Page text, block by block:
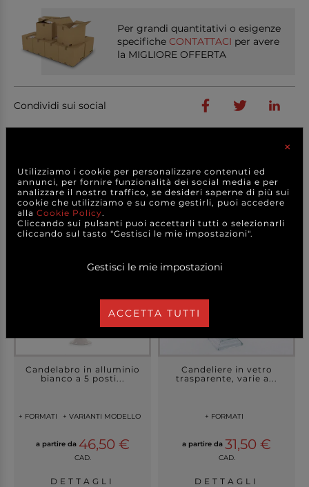
Per grandi quantitativi o esigenze
specifiche CONTATTACI per avere
la MIGLIORE OFFERTA
Condividi sui social
PRODOTTICORRELATI
Candelabro in alluminio
bianco a 5 posti...
+ FORMATI + VARIANTI MODELLO
a partire da 46,50 €
CAD.
DETTAGLI
Candeliere in vetro
trasparente, varie a...
+ FORMATI
a partire da 31,50 €
CAD.
DETTAGLI
×
Utilizziamo i cookie per personalizzare contenuti ed
annunci, per fornire funzionalità dei social media e per
analizzare il nostro traffico, se desideri saperne di più sui
cookie che utilizziamo e su come gestirli, puoi accedere
alla Cookie Policy.
Cliccando sui pulsanti puoi accettarli tutti o selezionarli
cliccando sul tasto "Gestisci le mie impostazioni".
Gestisci le mie impostazioni
ACCETTA TUTTI